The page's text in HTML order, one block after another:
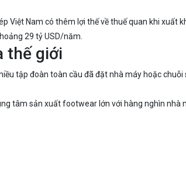
Việt Nam có thêm lợi thế về thuế quan khi xuất
29 tỷ USD/năm.
thế giới
tập đoàn toàn cầu đã đặt nhà máy hoặc
tâm sản xuất footwear lớn với hàng nghìn nhà